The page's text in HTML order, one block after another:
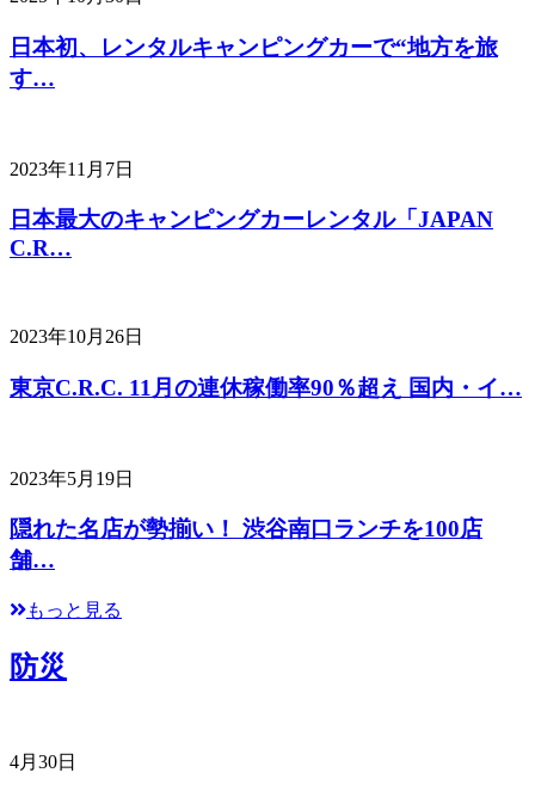
日本初、レンタルキャンピングカーで“地方を旅
す…
2023年11月7日
日本最大のキャンピングカーレンタル「JAPAN
C.R…
2023年10月26日
東京C.R.C. 11月の連休稼働率90％超え 国内・イ…
2023年5月19日
隠れた名店が勢揃い！ 渋谷南口ランチを100店
舗…
もっと見る
防災
4月30日